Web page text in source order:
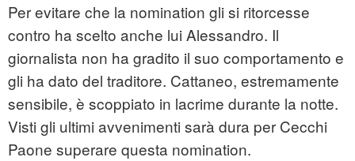
Per evitare che la nomination gli si ritorcesse
contro ha scelto anche lui Alessandro. Il
giornalista non ha gradito il suo comportamento e
gli ha dato del traditore. Cattaneo, estremamente
sensibile, è scoppiato in lacrime durante la notte.
Visti gli ultimi avvenimenti sarà dura per Cecchi
Paone superare questa nomination.